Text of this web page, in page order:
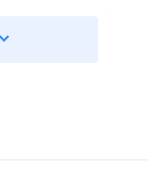
取りました。しか
役人、さらには地
、指示する」ため
は、この現場には